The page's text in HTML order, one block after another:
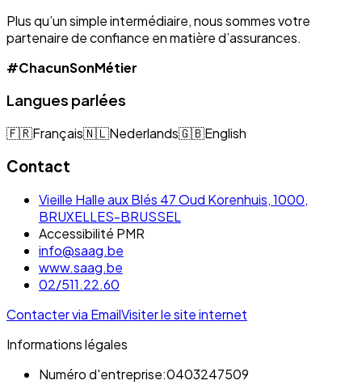
Plus qu’un simple intermédiaire, nous sommes votre
partenaire de confiance en matière d’assurances.
#ChacunSonMétier
Langues parlées
🇫🇷Français🇳🇱Nederlands🇬🇧English
Contact
Vieille Halle aux Blés 47 Oud Korenhuis, 1000,
BRUXELLES-BRUSSEL
Accessibilité PMR
info@saag.be
www.saag.be
02/511.22.60
Contacter via EmailVisiter le site internet
Informations légales
Numéro d'entreprise:0403247509